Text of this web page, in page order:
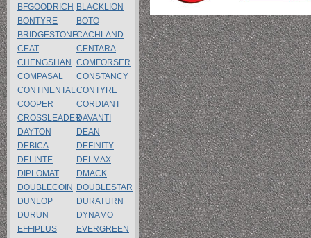
BFGOODRICH BLACKLION
BONTYRE
BOTO
BRIDGESTONECACHLAND
CEAT
CENTARA
CHENGSHAN
COMFORSER
COMPASAL
CONSTANCY
CONTINENTALCONTYRE
COOPER
CORDIANT
CROSSLEADERDAVANTI
DAYTON
DEAN
DEBICA
DEFINITY
DELINTE
DELMAX
DIPLOMAT
DMACK
DOUBLECOIN
DOUBLESTAR
DUNLOP
DURATURN
DURUN
DYNAMO
EFFIPLUS
EVERGREEN